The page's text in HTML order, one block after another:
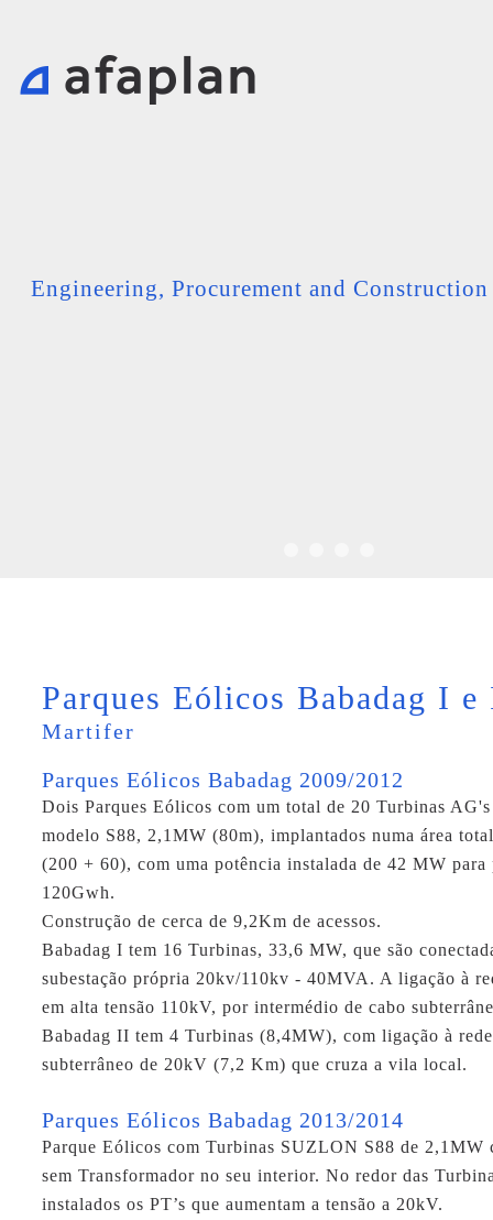
Engineering, Procurement and Construction
Parques Eólicos Babadag I
Martifer
Parques Eólicos Babadag 2009/2012
Dois Parques Eólicos com um total de 20 Turbinas
modelo S88, 2,1MW (80m), implantados numa área
(200 + 60), com uma potência instalada de 42 MW para
120Gwh.
Construção de cerca de 9,2Km de acessos.
Babadag I tem 16 Turbinas, 33,6 MW, que são
subestação própria 20kv/110kv - 40MVA. A ligação à
em alta tensão 110kV, por intermédio de cabo
Babadag II tem 4 Turbinas (8,4MW), com ligação à
subterrâneo de 20kV (7,2 Km) que cruza a vila local.
Parques Eólicos Babadag 2013/2014
Parque Eólicos com Turbinas SUZLON S88 de 2,1MW
sem Transformador no seu interior. No redor das
instalados os PT’s que aumentam a tensão a 20kV.